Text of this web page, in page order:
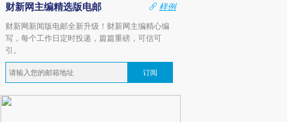
财新网主编精选版电邮
样例
财新网新闻版电邮全新升级！财新网主编精心编
写，每个工作日定时投递，篇篇重磅，可信可
引。
订阅